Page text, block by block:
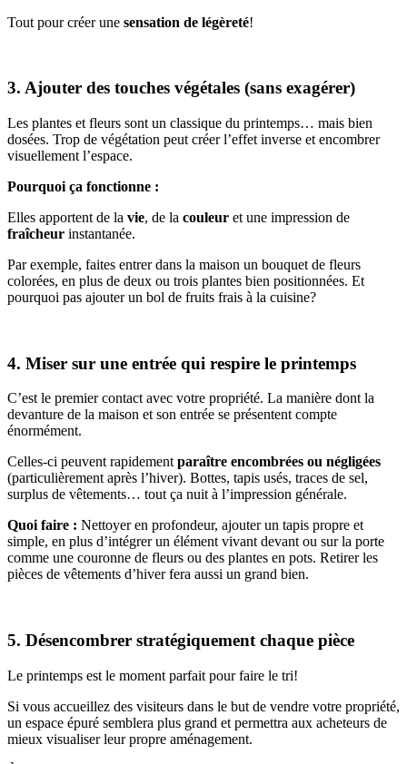
Tout pour créer une sensation de légèreté!
3. Ajouter des touches végétales (sans exagérer)
Les plantes et fleurs sont un classique du printemps… mais bien
dosées. Trop de végétation peut créer l’effet inverse et encombrer
visuellement l’espace.
Pourquoi ça fonctionne :
Elles apportent de la vie, de la couleur et une impression de
fraîcheur instantanée.
Par exemple, faites entrer dans la maison un bouquet de fleurs
colorées, en plus de deux ou trois plantes bien positionnées. Et
pourquoi pas ajouter un bol de fruits frais à la cuisine?
4. Miser sur une entrée qui respire le printemps
C’est le premier contact avec votre propriété. La manière dont la
devanture de la maison et son entrée se présentent compte
énormément.
Celles-ci peuvent rapidement paraître encombrées ou négligées
(particulièrement après l’hiver). Bottes, tapis usés, traces de sel,
surplus de vêtements… tout ça nuit à l’impression générale.
Quoi faire : Nettoyer en profondeur, ajouter un tapis propre et
simple, en plus d’intégrer un élément vivant devant ou sur la porte
comme une couronne de fleurs ou des plantes en pots. Retirer les
pièces de vêtements d’hiver fera aussi un grand bien.
5. Désencombrer stratégiquement chaque pièce
Le printemps est le moment parfait pour faire le tri!
Si vous accueillez des visiteurs dans le but de vendre votre propriété,
un espace épuré semblera plus grand et permettra aux acheteurs de
mieux visualiser leur propre aménagement.